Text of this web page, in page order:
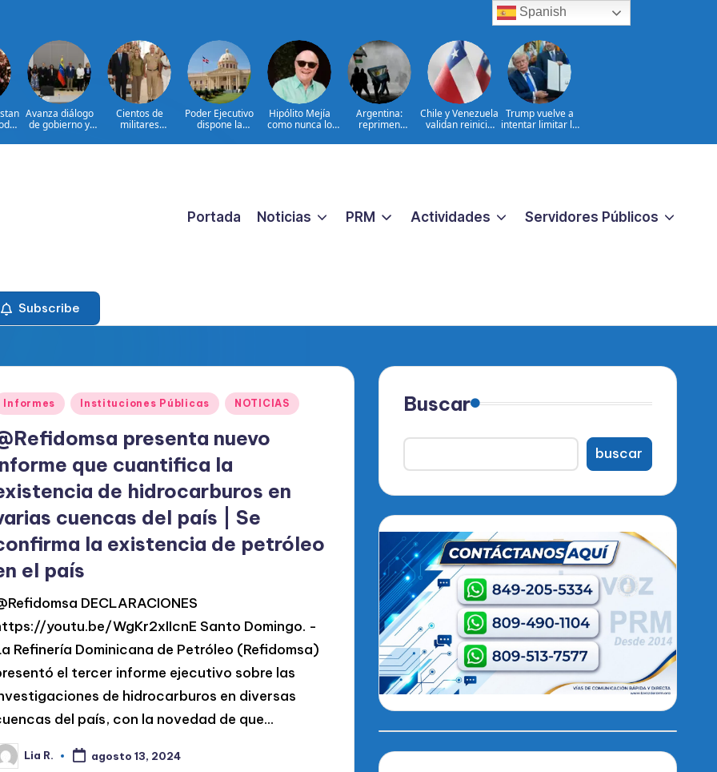
Avanza diálogo
de gobierno y
oposición en
Cientos de
militares
consulta nacional
Poder Ejecutivo
dispone la
dos dominicanos
Hipólito Mejía
como nunca lo
padre detrás del
Argentina:
reprimen
proyecto sobre
Chile y Venezuela
validan reinicio
consulares
Trump vuelve a
intentar limitar la
nacimiento
Portada Noticias PRM Actividades Servidores Públicos
Subscribe
Informes Instituciones Públicas NOTICIAS
presenta nuevo
que cuantifica la
de hidrocarburos en
cuencas del país | Se
la existencia de petróleo
el país
DECLARACIONES
youtu.be/WgKr2xIIcnE Santo Domingo. -
Refinería Dominicana de Petróleo (Refidomsa)
el tercer informe ejecutivo sobre las
de hidrocarburos en diversas
del país, con la novedad de que…
Lia R. agosto 13, 2024
Buscar
buscar
Spanish